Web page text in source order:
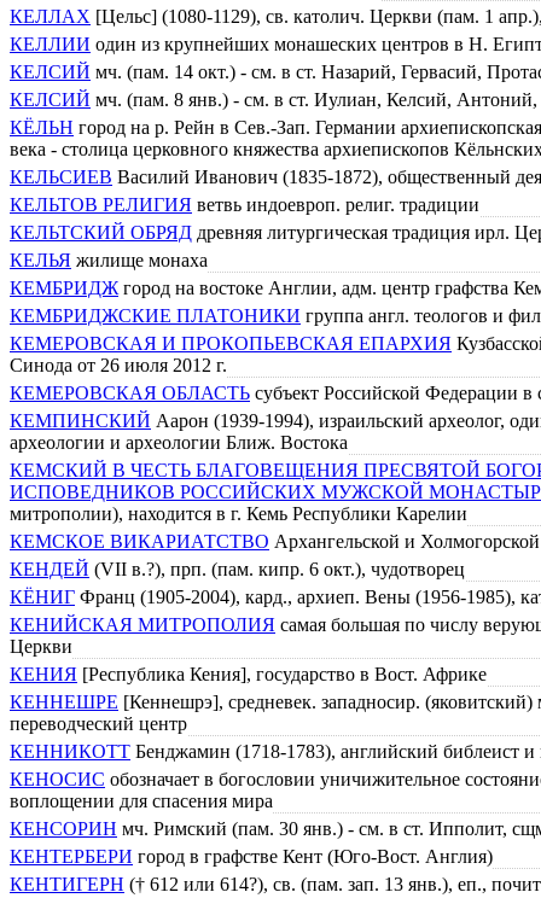
КЕЛЛАХ [Цельс] (1080-1129), св. католич. Церкви (пам. 1
КЕЛЛИИ один из крупнейших монашеских центров в Н.
КЕЛСИЙ мч. (пам. 14 окт.) - см. в ст. Назарий, Гервасий,
КЕЛСИЙ мч. (пам. 8 янв.) - см. в ст. Иулиан, Келсий,
КЁЛЬН город на р. Рейн в Сев.-Зап. Германии
века - столица церковного княжества архиепископов
КЕЛЬСИЕВ Василий Иванович (1835-1872), общественный
КЕЛЬТОВ РЕЛИГИЯ ветвь индоевроп. религ. традиции
КЕЛЬТСКИЙ ОБРЯД древняя литургическая традиция ирл.
КЕЛЬЯ жилище монаха
КЕМБРИДЖ город на востоке Англии, адм. центр графства
КЕМБРИДЖСКИЕ ПЛАТОНИКИ группа англ. теологов и
КЕМЕРОВСКАЯ И ПРОКОПЬЕВСКАЯ ЕПАРХИЯ
Синода от 26 июля 2012 г.
КЕМЕРОВСКАЯ ОБЛАСТЬ субъект Российской Федерации в
КЕМПИНСКИЙ Аарон (1939-1994), израильский археолог,
археологии и археологии Ближ. Востока
КЕМСКИЙ В ЧЕСТЬ БЛАГОВЕЩЕНИЯ ПРЕСВЯТОЙ
ИСПОВЕДНИКОВ РОССИЙСКИХ МУЖСКОЙ
митрополии), находится в г. Кемь Республики Карелии
КЕМСКОЕ ВИКАРИАТСТВО Архангельской и
КЕНДЕЙ (VII в.?), прп. (пам. кипр. 6 окт.), чудотворец
КЁНИГ Франц (1905-2004), кард., архиеп. Вены (1956-1985),
КЕНИЙСКАЯ МИТРОПОЛИЯ самая большая по числу
Церкви
КЕНИЯ [Республика Кения], государство в Вост. Африке
КЕННЕШРЕ [Кеннешрэ], средневек. западносир.
переводческий центр
КЕННИКОТТ Бенджамин (1718-1783), английский библеист и
КЕНОСИС обозначает в богословии уничижительное
воплощении для спасения мира
КЕНСОРИН мч. Римский (пам. 30 янв.) - см. в ст. Ипполит,
КЕНТЕРБЕРИ город в графстве Кент (Юго-Вост. Англия)
КЕНТИГЕРН († 612 или 614?), св. (пам. зап. 13 янв.), еп.,